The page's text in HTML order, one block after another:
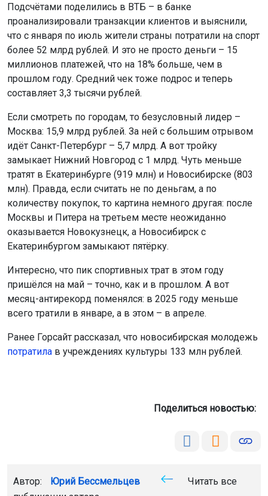
Подсчётами поделились в ВТБ – в банке
проанализировали транзакции клиентов и выяснили,
что с января по июль жители страны потратили на спорт
более 52 млрд рублей. И это не просто деньги – 15
миллионов платежей, что на 18% больше, чем в
прошлом году. Средний чек тоже подрос и теперь
составляет 3,3 тысячи рублей.
Если смотреть по городам, то безусловный лидер –
Москва: 15,9 млрд рублей. За ней с большим отрывом
идёт Санкт-Петербург – 5,7 млрд. А вот тройку
замыкает Нижний Новгород с 1 млрд. Чуть меньше
тратят в Екатеринбурге (919 млн) и Новосибирске (803
млн). Правда, если считать не по деньгам, а по
количеству покупок, то картина немного другая: после
Москвы и Питера на третьем месте неожиданно
оказывается Новокузнецк, а Новосибирск с
Екатеринбургом замыкают пятёрку.
Интересно, что пик спортивных трат в этом году
пришёлся на май – точно, как и в прошлом. А вот
месяц-антирекорд поменялся: в 2025 году меньше
всего тратили в январе, а в этом – в апреле.
Ранее Горсайт рассказал, что новосибирская молодежь
потратила в учреждениях культуры 133 млн рублей.
Поделиться новостью:
Автор: Юрий Бессмельцев
Читать все